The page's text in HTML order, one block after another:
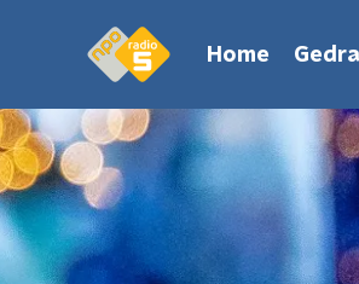
Home